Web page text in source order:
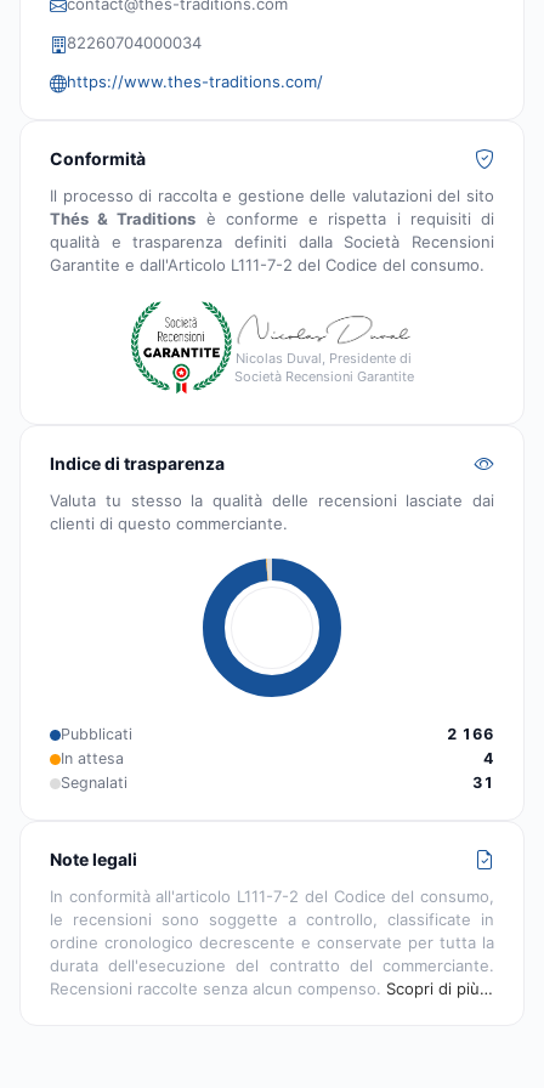
82260704000034
https://www.thes-traditions.com/
Conformità
Il processo di raccolta e gestione delle valutazioni del sito
Thés & Traditions è conforme e rispetta i requisiti di
qualità e trasparenza definiti dalla Società Recensioni
Garantite e dall'Articolo L111-7-2 del Codice del consumo.
Nicolas Duval, Presidente di
Società Recensioni Garantite
Indice di trasparenza
Valuta tu stesso la qualità delle recensioni lasciate dai
clienti di questo commerciante.
Pubblicati
2 166
In attesa
4
Segnalati
31
Note legali
In conformità all'articolo L111-7-2 del Codice del consumo,
le recensioni sono soggette a controllo, classificate in
ordine cronologico decrescente e conservate per tutta la
durata dell'esecuzione del contratto del commerciante.
Recensioni raccolte senza alcun compenso. Scopri di più…